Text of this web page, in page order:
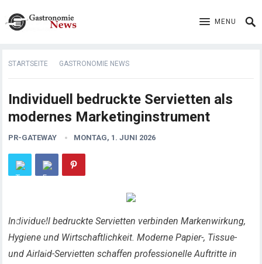
MENU
STARTSEITE GASTRONOMIE NEWS
Individuell bedruckte Servietten als
modernes Marketinginstrument
PR-GATEWAY MONTAG, 1. JUNI 2026
Individuell bedruckte Servietten verbinden Markenwirkung,
Hygiene und Wirtschaftlichkeit. Moderne Papier-, Tissue-
und Airlaid-Servietten schaffen professionelle Auftritte in